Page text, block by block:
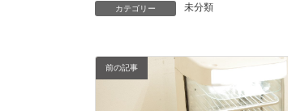
カテゴリー 未分類
前の記事